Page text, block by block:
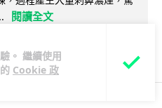
。 繼續使用
Cookie 政
閱讀全文